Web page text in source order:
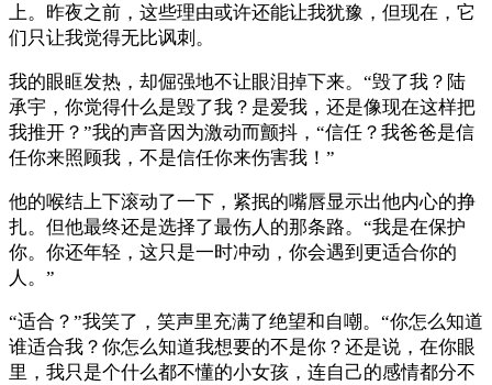
上。昨夜之前，这些理由或许还能让我犹豫，但现在，它
们只让我觉得无比讽刺。
我的眼眶发热，却倔强地不让眼泪掉下来。“毁了我？陆
承宇，你觉得什么是毁了我？是爱我，还是像现在这样把
我推开？”我的声音因为激动而颤抖，“信任？我爸爸是信
任你来照顾我，不是信任你来伤害我！”
他的喉结上下滚动了一下，紧抿的嘴唇显示出他内心的挣
扎。但他最终还是选择了最伤人的那条路。“我是在保护
你。你还年轻，这只是一时冲动，你会遇到更适合你的
人。”
“适合？”我笑了，笑声里充满了绝望和自嘲。“你怎么知道
谁适合我？你怎么知道我想要的不是你？还是说，在你眼
里，我只是个什么都不懂的小女孩，连自己的感情都分不